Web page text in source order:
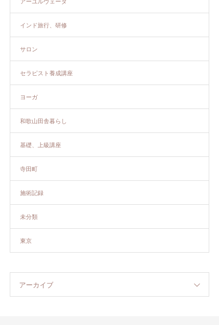
アーユルヴェーダ
インド旅行、研修
サロン
セラピスト養成講座
ヨーガ
和歌山田舎暮らし
基礎、上級講座
寺田町
施術記録
未分類
東京
アーカイブ